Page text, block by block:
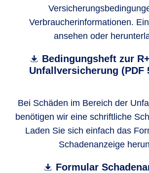
Verbraucherinformationen.
ansehen oder
Bedingungsheft zur
Unfallversicherung (PDF
Bei Schäden im Bereich der
benötigen wir eine schriftliche
Laden Sie sich einfach das
Schadenanzeige
Formular